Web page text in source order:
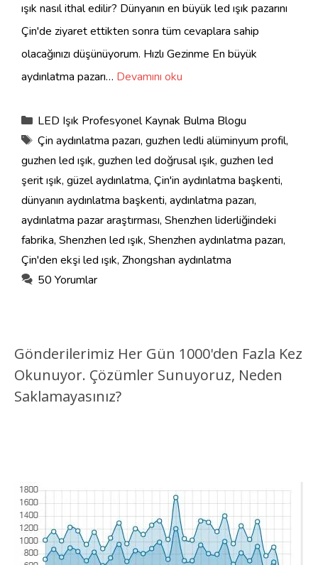
ışık nasıl ithal edilir? Dünyanın en büyük led ışık pazarını
Çin'de ziyaret ettikten sonra tüm cevaplara sahip
olacağınızı düşünüyorum. Hızlı Gezinme En büyük
aydınlatma pazarı… Devamını oku
Kategoriler
LED Işık Profesyonel Kaynak Bulma Blogu
Etiketler
Çin aydınlatma pazarı, guzhen ledli alüminyum profil,
guzhen led ışık, guzhen led doğrusal ışık, guzhen led
şerit ışık, güzel aydınlatma, Çin'in aydınlatma başkenti,
dünyanın aydınlatma başkenti, aydınlatma pazarı,
aydınlatma pazar araştırması, Shenzhen liderliğindeki
fabrika, Shenzhen led ışık, Shenzhen aydınlatma pazarı,
Çin'den ekşi led ışık, Zhongshan aydınlatma
50 Yorumlar
Gönderilerimiz Her Gün 1000'den Fazla Kez
Okunuyor. Çözümler Sunuyoruz, Neden
Saklamayasınız?